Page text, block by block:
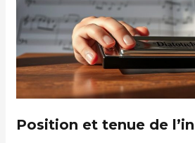
Position et tenue de